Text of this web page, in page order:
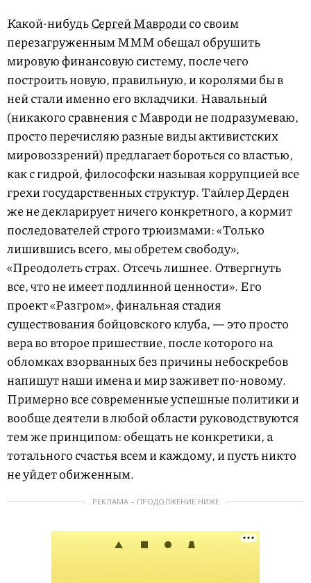
Какой-нибудьСергей Мавродисо своим
перезагруженным МММ обещал обрушить
мировую финансовую систему, после чего
построить новую, правильную, и королями бы в
ней стали именно его вкладчики. Навальный
(никакого сравнения с Мавроди не подразумеваю,
просто перечисляю разные виды активистских
мировоззрений) предлагает бороться со властью,
как с гидрой, философски называя коррупцией все
грехи государственных структур. Тайлер Дерден
же не декларирует ничего конкретного, а кормит
последователей строго трюизмами: «Только
лишившись всего, мы обретем свободу»,
«Преодолеть страх. Отсечь лишнее. Отвергнуть
все, что не имеет подлинной ценности». Его
проект «Разгром», финальная стадия
существования бойцовского клуба, — это просто
вера во второе пришествие, после которого на
обломках взорванных без причины небоскребов
напишут наши имена и мир заживет по-новому.
Примерно все современные успешные политики и
вообще деятели в любой области руководствуются
тем же принципом: обещать не конкретики, а
тотального счастья всем и каждому, и пусть никто
не уйдет обиженным.
РЕКЛАМА – ПРОДОЛЖЕНИЕ НИЖЕ